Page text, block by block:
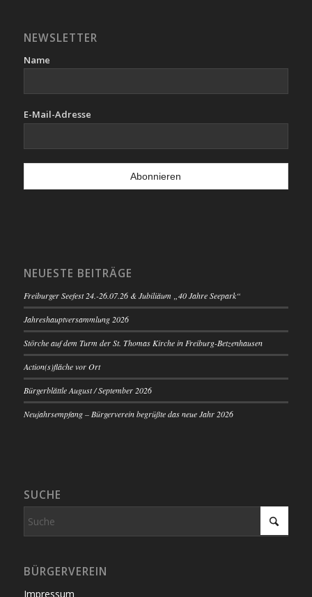
NEWSLETTER
Name
E-Mail-Adresse
NEUESTE BEITRÄGE
Freiburger Seefest 24.-26.07.26 & Jubiliäum „40 Jahre Seepark“
Jahreshauptversammlung 2026
Störche auf dem Turm der St. Thomas Kirche in Freiburg-Betzenhausen
Action(s)fläche vor Ort
Bürgerblättle August / September 2026
Neujahrsempfang – Bürgerverein begrüßte das neue Jahr 2026
SUCHE
BÜRGERVEREIN
Impressum